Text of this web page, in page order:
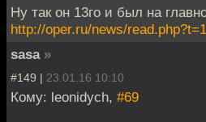
Ну так он 13го и был на
http://oper.ru/news/
sasa »
#149 | 23.01.16 10:10
Кому: leonidych, #69